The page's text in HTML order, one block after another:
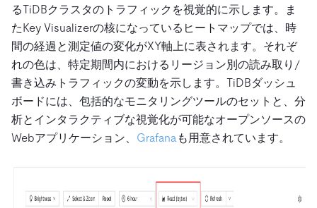
るTiDBクラスタのトラフィックを視覚的に示します。ま
たKey Visualizerの核になっているヒートマップでは、時
間の経過と測定値の変化がXY軸上に表されます。それぞ
れの色は、特定期間内におけるリージョン別の読み取り/
書き込みトラフィックの変動を示します。TiDBダッシュ
ボードには、包括的なモニタリングツールのセットと、分
析とインタラクティブな視覚化が可能なオープンソースの
Webアプリケーション、 Grafanaも用意されています。